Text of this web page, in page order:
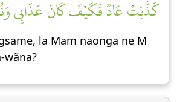
كَذَّبَتۡ عَادٞ فَكَيۡفَ كَانَ عَذَابِي
la Mam naonga ne M
wãna?